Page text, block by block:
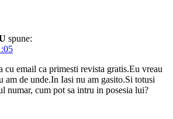
spune:
cu email ca primesti revista gratis.Eu vreau
am de unde.In Iasi nu am gasito.Si totusi
numar, cum pot sa intru in posesia lui?